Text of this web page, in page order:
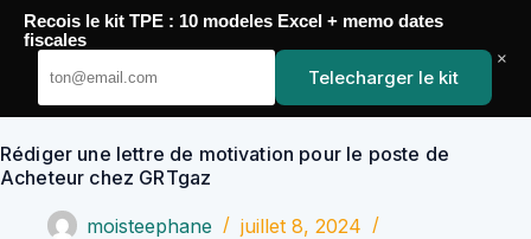
Passer
contenu
YoupiJobs
Rédiger une lettre de motivation pour le poste de
Acheteur chez GRTgaz
moisteephane
juillet 8, 2024
Recois le kit TPE : 10 modeles Excel + memo dates
fiscales
Telecharger le kit
×